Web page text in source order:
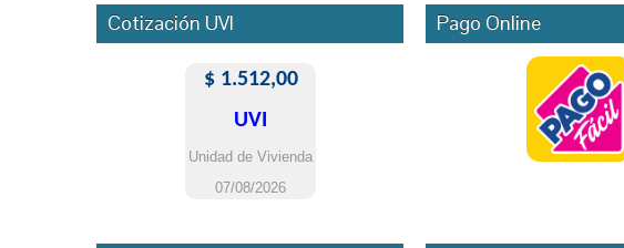
Cotización UVI Pago Online